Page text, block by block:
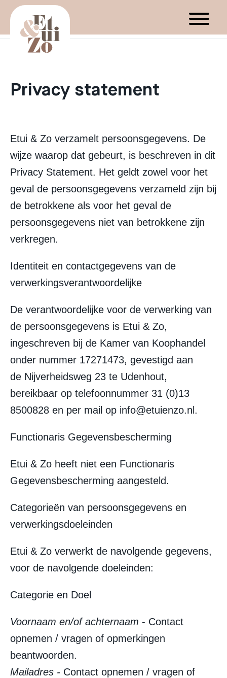
Privacy statement
Etui & Zo verzamelt persoonsgegevens. De
wijze waarop dat gebeurt, is beschreven in dit
Privacy Statement. Het geldt zowel voor het
geval de persoonsgegevens verzameld zijn bij
de betrokkene als voor het geval de
persoonsgegevens niet van betrokkene zijn
verkregen.
Identiteit en contactgegevens van de
verwerkingsverantwoordelijke
De verantwoordelijke voor de verwerking van
de persoonsgegevens is Etui & Zo,
ingeschreven bij de Kamer van Koophandel
onder nummer 17271473, gevestigd aan
de Nijverheidsweg 23 te Udenhout,
bereikbaar op telefoonnummer 31 (0)13
8500828 en per mail op info@etuienzo.nl.
Functionaris Gegevensbescherming
Etui & Zo heeft niet een Functionaris
Gegevensbescherming aangesteld.
Categorieën van persoonsgegevens en
verwerkingsdoeleinden
Etui & Zo verwerkt de navolgende gegevens,
voor de navolgende doeleinden:
Categorie en Doel
Voornaam en/of achternaam - Contact
opnemen / vragen of opmerkingen
beantwoorden.
Mailadres - Contact opnemen / vragen of